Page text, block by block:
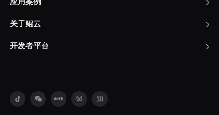
应用案例
关于鲲云
开发者平台